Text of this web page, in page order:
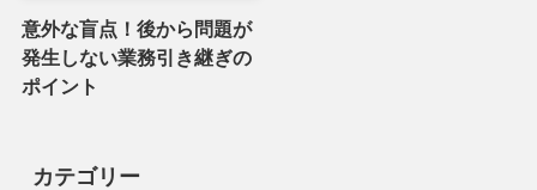
意外な盲点！後から問題が
発生しない業務引き継ぎの
ポイント
カテゴリー